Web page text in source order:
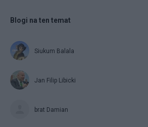
Blogi na ten temat
Siukum Balala
Jan Filip Libicki
brat Damian